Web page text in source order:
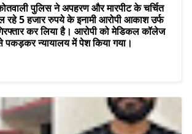
पुलिस ने अपहरण और मारपीट के चर्चित
रहे 5 हजार रुपये के इनामी आरोपी आकाश उर्फ
कर लिया है। आरोपी को मेडिकल कॉलेज
पकड़कर न्यायालय में पेश किया गया।